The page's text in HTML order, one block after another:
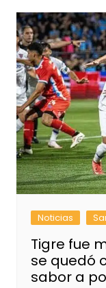
Noticias
Tigre fue
se quedó
sabor a